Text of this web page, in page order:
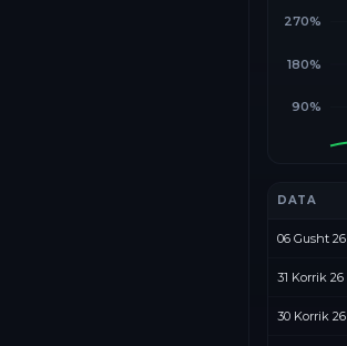
90%
180%
270%
DATA
06 Gusht 26
31 Korrik 26
30 Korrik 26